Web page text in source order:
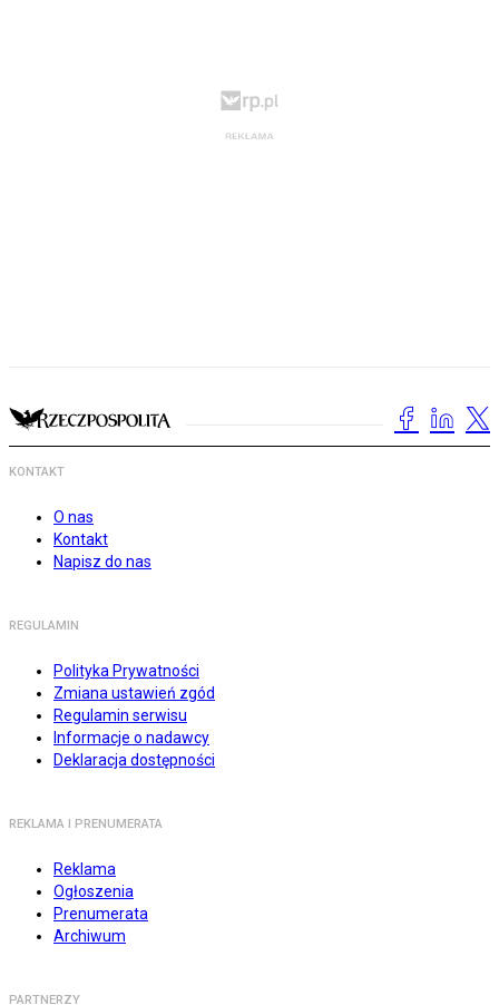
KONTAKT
O nas
Kontakt
Napisz do nas
REGULAMIN
Polityka Prywatności
Zmiana ustawień zgód
Regulamin serwisu
Informacje o nadawcy
Deklaracja dostępności
REKLAMA I PRENUMERATA
Reklama
Ogłoszenia
Prenumerata
Archiwum
PARTNERZY